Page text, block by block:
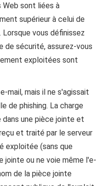
sont liées à
supérieur à celui de
vous définissez
sécurité, assurez-vous
exploitées sont
mail, mais il ne s'agissait
de phishing. La charge
une pièce jointe et
et traité par le serveur
exploitée (sans que
jointe ou ne voie même l'e-
de la pièce jointe